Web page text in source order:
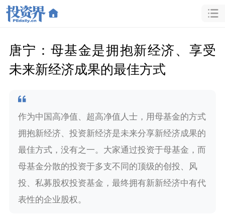
唐宁：母基金是拥抱新经济、享受
未来新经济成果的最佳方式
作为中国高净值、超高净值人士，用母基金的方式
拥抱新经济、投资新经济是未来分享新经济成果的
最佳方式，没有之一。大家通过投资于母基金，而
母基金分散的投资于多支不同的顶级的创投、风
投、私募股权投资基金，最终拥有新新经济中有代
表性的企业股权。